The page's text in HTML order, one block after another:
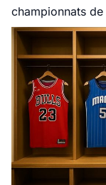
championnats